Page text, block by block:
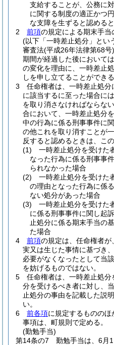
支給することが、公務に
に関する制度の適正かつ
な支障を生ずると認めると
2
前項の規定による期末手
(以下「一時差止処分」とい
審査法(平成26年法律第68号)
期間が経過した後において
の変化を理由に、一時差止
しを申し立てることができる
3
任命権者は、一時差止処分
に該当するに至った場合に
を取り消さなければならない
合において、一時差止処分
中の行為に係る刑事事件に
の他これを取り消すことが
反すると認めるときは、こ
(1)
一時差止処分を受けた
なった行為に係る刑事事
られなかった場合
(2)
一時差止処分を受けた
の理由となった行為に係
ない処分があった場合
(3)
一時差止処分を受けた
に係る刑事事件に関し起
止処分に係る期末手当の
た場合
4
前項の規定は、任命権者
実又は生じた事情に基づき
必要がなくなったとして当
を妨げるものではない。
5
任命権者は、一時差止処
分を受けるべき者に対し、
止処分の事由を記載した説
い。
6
前各項に規定するものの
事項は、町規則で定める。
(勤勉手当)
第14条の7
勤勉手当は、6月